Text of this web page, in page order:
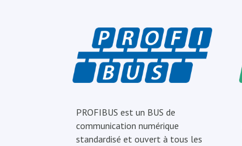
PROFIBUS est un BUS de
communication numérique
standardisé et ouvert à tous les